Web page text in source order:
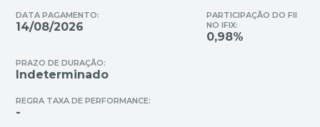
DATA PAGAMENTO:
14/08/2026
PARTICIPAÇÃO DO FII
NO IFIX:
0,98%
PRAZO DE DURAÇÃO:
Indeterminado
REGRA TAXA DE PERFORMANCE:
-